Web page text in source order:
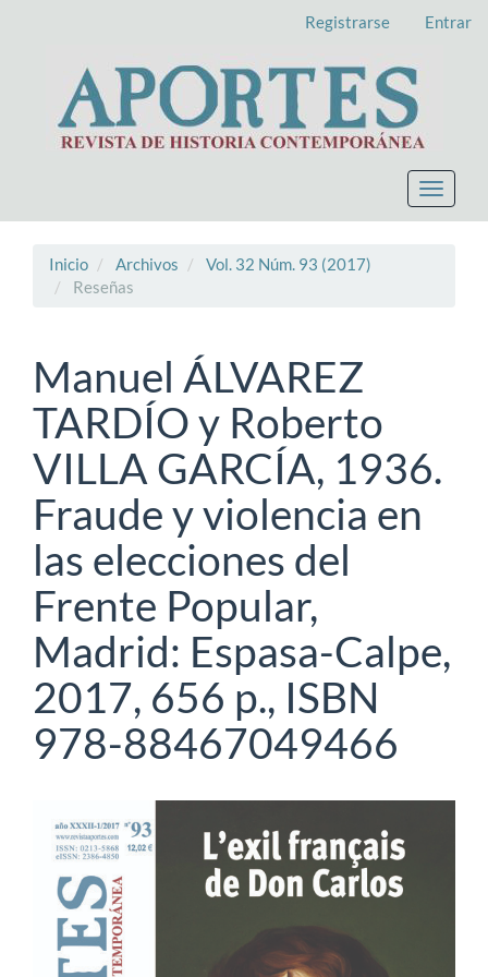
principal
Barra
lateral
Registrarse Entrar
Toggle
Inicio Archivos
Vol. 32 Núm. 93 (2017)
Reseñas
Manuel ÁLVAREZ
TARDÍO y Roberto
VILLA GARCÍA, 1936.
Fraude y violencia en
las elecciones del
Frente Popular,
Madrid: Espasa-Calpe,
2017, 656 p., ISBN
978-88467049466
Barra
lateral
del
artículo